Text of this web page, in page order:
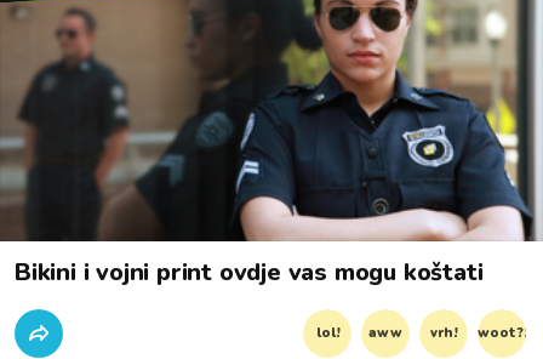
Bikini i vojni print ovdje vas mogu koštati
lol! aww vrh! woot?!